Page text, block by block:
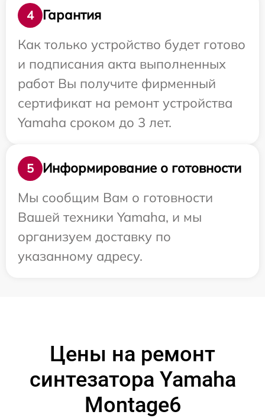
4
Гарантия
Как только устройство будет готово
и подписания акта выполненных
работ Вы получите фирменный
сертификат на ремонт устройства
Yamaha сроком до 3 лет.
5
Информирование о готовности
Мы сообщим Вам о готовности
Вашей техники Yamaha, и мы
организуем доставку по
указанному адресу.
Цены на ремонт
синтезатора Yamaha
Montage6